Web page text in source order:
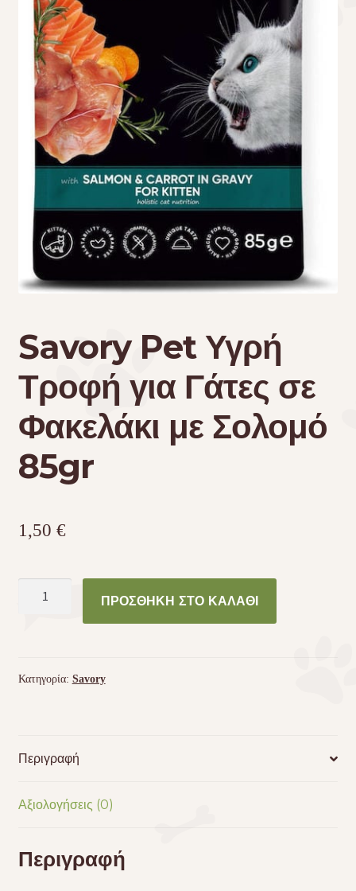
Τσάντες μεταφοράς
Επικοινωνία
Φροντίδα – Είδη Υγιεινής
Savory Pet Υγρή
Τροφή για Γάτες σε
Φακελάκι με Σολομό
85gr
1,50 €
Γάτες
Σολομό
ποσότητα
ΠΡΟΣΘΉΚΗ ΣΤΟ ΚΑΛΆΘΙ
Κατηγορία: Savory
Περιγραφή
Αξιολογήσεις (0)
Περιγραφή